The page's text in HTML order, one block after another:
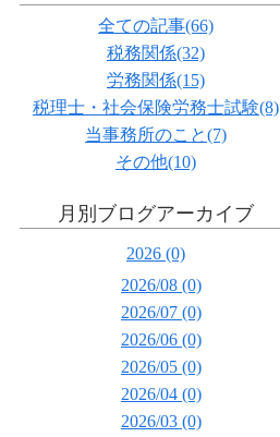
全ての記事(66)
税務関係(32)
労務関係(15)
税理士・社会保険労務士試験(8)
当事務所のこと(7)
その他(10)
月別ブログアーカイブ
2026 (0)
2026/08 (0)
2026/07 (0)
2026/06 (0)
2026/05 (0)
2026/04 (0)
2026/03 (0)